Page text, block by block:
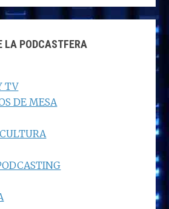
LA PODCASTFERA
TV
DE MESA